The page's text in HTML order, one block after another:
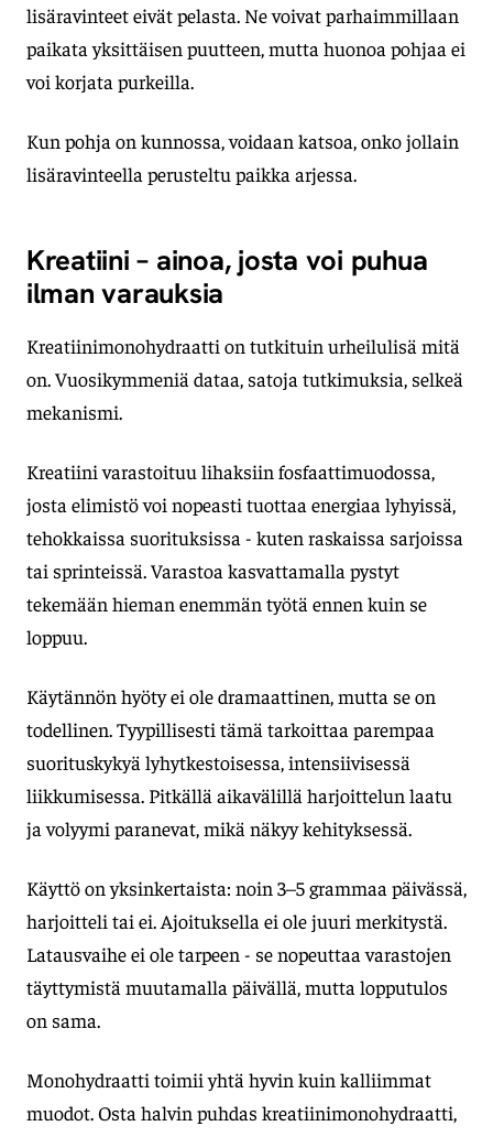
lisäravinteet eivät pelasta. Ne voivat parhaimmillaan
paikata yksittäisen puutteen, mutta huonoa pohjaa ei
voi korjata purkeilla.
Kun pohja on kunnossa, voidaan katsoa, onko jollain
lisäravinteella perusteltu paikka arjessa.
Kreatiini – ainoa, josta voi puhua
ilman varauksia
Kreatiinimonohydraatti on tutkituin urheilulisä mitä
on. Vuosikymmeniä dataa, satoja tutkimuksia, selkeä
mekanismi.
Kreatiini varastoituu lihaksiin fosfaattimuodossa,
josta elimistö voi nopeasti tuottaa energiaa lyhyissä,
tehokkaissa suorituksissa - kuten raskaissa sarjoissa
tai sprinteissä. Varastoa kasvattamalla pystyt
tekemään hieman enemmän työtä ennen kuin se
loppuu.
Käytännön hyöty ei ole dramaattinen, mutta se on
todellinen. Tyypillisesti tämä tarkoittaa parempaa
suorituskykyä lyhytkestoisessa, intensiivisessä
liikkumisessa. Pitkällä aikavälillä harjoittelun laatu
ja volyymi paranevat, mikä näkyy kehityksessä.
Käyttö on yksinkertaista: noin 3–5 grammaa päivässä,
harjoitteli tai ei. Ajoituksella ei ole juuri merkitystä.
Latausvaihe ei ole tarpeen - se nopeuttaa varastojen
täyttymistä muutamalla päivällä, mutta lopputulos
on sama.
Monohydraatti toimii yhtä hyvin kuin kalliimmat
muodot. Osta halvin puhdas kreatiinimonohydraatti,